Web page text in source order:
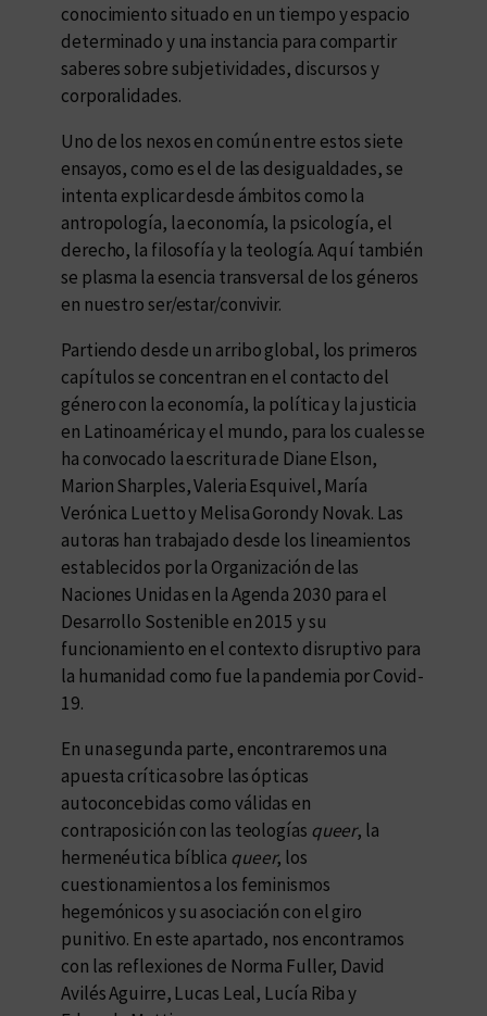
conocimiento situado en un tiempo y espacio
determinado y una instancia para compartir
saberes sobre subjetividades, discursos y
corporalidades.
Uno de los nexos en común entre estos siete
ensayos, como es el de las desigualdades, se
intenta explicar desde ámbitos como la
antropología, la economía, la psicología, el
derecho, la filosofía y la teología. Aquí también
se plasma la esencia transversal de los géneros
en nuestro ser/estar/convivir.
Partiendo desde un arribo global, los primeros
capítulos se concentran en el contacto del
género con la economía, la política y la justicia
en Latinoamérica y el mundo, para los cuales se
ha convocado la escritura de Diane Elson,
Marion Sharples, Valeria Esquivel, María
Verónica Luetto y Melisa Gorondy Novak. Las
autoras han trabajado desde los lineamientos
establecidos por la Organización de las
Naciones Unidas en la Agenda 2030 para el
Desarrollo Sostenible en 2015 y su
funcionamiento en el contexto disruptivo para
la humanidad como fue la pandemia por Covid-
19.
En una segunda parte, encontraremos una
apuesta crítica sobre las ópticas
autoconcebidas como válidas en
contraposición con las teologías queer, la
hermenéutica bíblica queer, los
cuestionamientos a los feminismos
hegemónicos y su asociación con el giro
punitivo. En este apartado, nos encontramos
con las reflexiones de Norma Fuller, David
Avilés Aguirre, Lucas Leal, Lucía Riba y